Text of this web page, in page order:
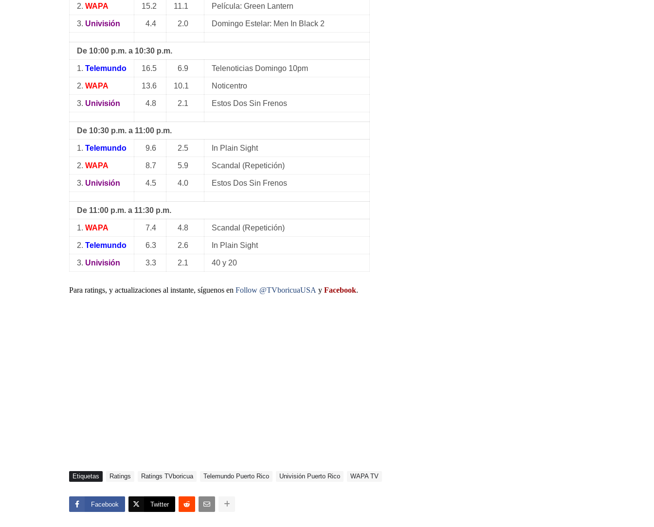
2. WAPA 15.2 11.1 Película: Green Lantern
3. Univisión 4.4 2.0 Domingo Estelar: Men In Black 2
De 10:00 p.m. a 10:30 p.m.
1. Telemundo 16.5 6.9 Telenoticias Domingo 10pm
2. WAPA 13.6 10.1 Noticentro
3. Univisión 4.8 2.1 Estos Dos Sin Frenos
De 10:30 p.m. a 11:00 p.m.
1. Telemundo 9.6 2.5 In Plain Sight
2. WAPA 8.7 5.9 Scandal (Repetición)
3. Univisión 4.5 4.0 Estos Dos Sin Frenos
De 11:00 p.m. a 11:30 p.m.
1. WAPA 7.4 4.8 Scandal (Repetición)
2. Telemundo 6.3 2.6 In Plain Sight
3. Univisión 3.3 2.1 40 y 20
Para ratings, y actualizaciones al instante, síguenos en Follow @TVboricuaUSA y Facebook.
Etiquetas Ratings Ratings TVboricua Telemundo Puerto Rico Univisión Puerto Rico WAPA TV
Facebook Twitter